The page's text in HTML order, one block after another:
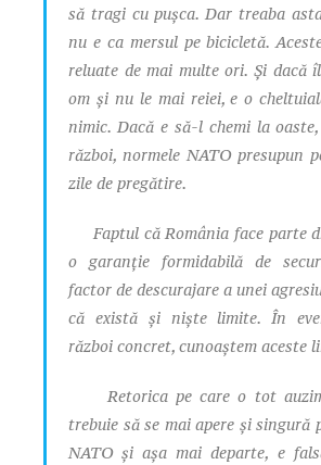
să tragi cu pușca. Dar treaba
nu e ca mersul pe bicicletă.
reluate de mai multe ori. Și dacă
om și nu le mai reiei, e o
nimic. Dacă e să-l chemi la
război, normele NATO presupun
zile de pregătire.
Faptul că România face parte
o garanție formidabilă de
factor de descurajare a unei
că există și niște limite. În
război concret, cunoaștem aceste
Retorica pe care o tot
trebuie să se mai apere și singură
NATO și așa mai departe, e